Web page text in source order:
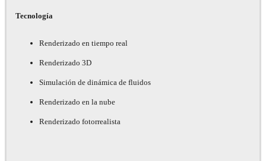
Tecnología
Renderizado en tiempo real
Renderizado 3D
Simulación de dinámica de fluidos
Renderizado en la nube
Renderizado fotorrealista